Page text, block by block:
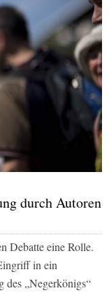
durch Autoren
Debatte eine Rolle.
in ein
des „Negerkönigs“